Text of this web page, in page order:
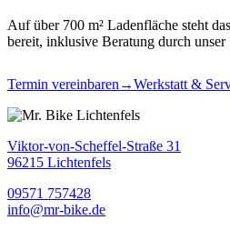
Auf über 700 m² Ladenfläche steht
bereit, inklusive Beratung durch unser
Termin vereinbaren →Werkstatt &
Viktor-von-Scheffel-Straße 31
96215 Lichtenfels
09571 757428
info@mr-bike.de